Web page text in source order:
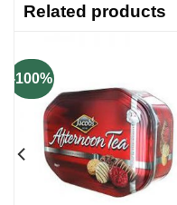
Related products
-100%